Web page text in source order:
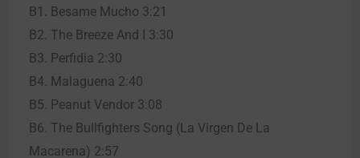
B1. Besame Mucho 3:21
B2. The Breeze And I 3:30
B3. Perfidia 2:30
B4. Malaguena 2:40
B5. Peanut Vendor 3:08
B6. The Bullfighters Song (La Virgen De La
Macarena) 2:57